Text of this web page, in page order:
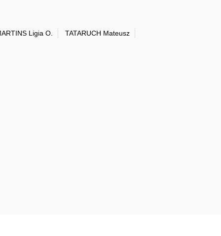
Ligia O. TATARUCH Mateusz